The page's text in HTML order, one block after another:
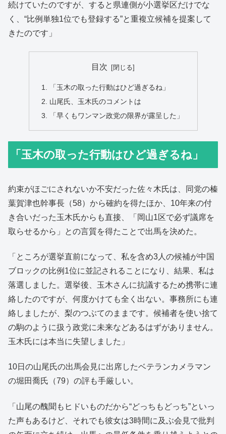
続けていたのですが、すると県連側が小選挙区だけでな
く、“比例単独1位でも登録する”と重複立候補を提案して
きたのです」
目次
「玉木の取った行動はひど過ぎるね」
山尾氏、玉木氏のコメントは
「早くもワンマン政党の限界が露呈した」
「玉木の取った行動はひど過ぎるね」
約束がほごにされないか不安だった佐々木氏は、同党の榛
葉賀津也幹事長（58）から確約を得たほか、10年来の付
き合いだった玉木氏からも直接、「岡山1区で必ず議席を
取らせるから」との言質を得たことで出馬を決めた。
「ところが選挙直前になって、私を含め3人の候補が中国
ブロックの比例1位に並記されることになり、結果、私は
落選しました。選挙後、玉木さんに抗議するため携帯に連
絡したのですが、何度かけても全く出ない。事務所にも連
絡しましたが、梨のつぶてのままです。候補者を使い捨て
の駒のように扱う政党に未来などあるはずがありません。
玉木氏には本当に失望しました」
10日の山尾氏の出馬会見に出席したベテランカメラマン
の堀田喬氏（79）の評も手厳しい。
「山尾の醜聞もヒドいものだから“どっちもどっち”といっ
た声もあるけど、それでも彼女は3時間に及ぶ会見で批判